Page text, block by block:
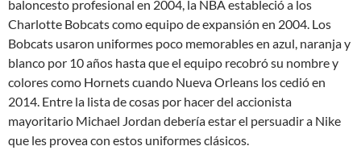
baloncesto profesional en 2004, la NBA estableció a los
Charlotte Bobcats como equipo de expansión en 2004. Los
Bobcats usaron uniformes poco memorables en azul, naranja y
blanco por 10 años hasta que el equipo recobró su nombre y
colores como Hornets cuando Nueva Orleans los cedió en
2014. Entre la lista de cosas por hacer del accionista
mayoritario Michael Jordan debería estar el persuadir a Nike
que les provea con estos uniformes clásicos.